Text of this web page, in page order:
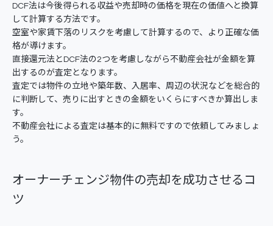
DCF法は今後得られる収益や売却時の価格を現在の価値へと換算
して計算する方法です。
空室や家賃下落のリスクを考慮して計算するので、より正確な価
格が導けます。
直接還元法とDCF法の2つを考慮しながら不動産会社が金額を算
出するのが査定となります。
査定では物件の立地や築年数、入居率、周辺の状況などを総合的
に判断して、売りに出すときの金額をいくらにすべきか算出しま
す。
不動産会社による査定は基本的に無料ですので依頼してみましょ
う。
オーナーチェンジ物件の売却を成功させるコ
ツ